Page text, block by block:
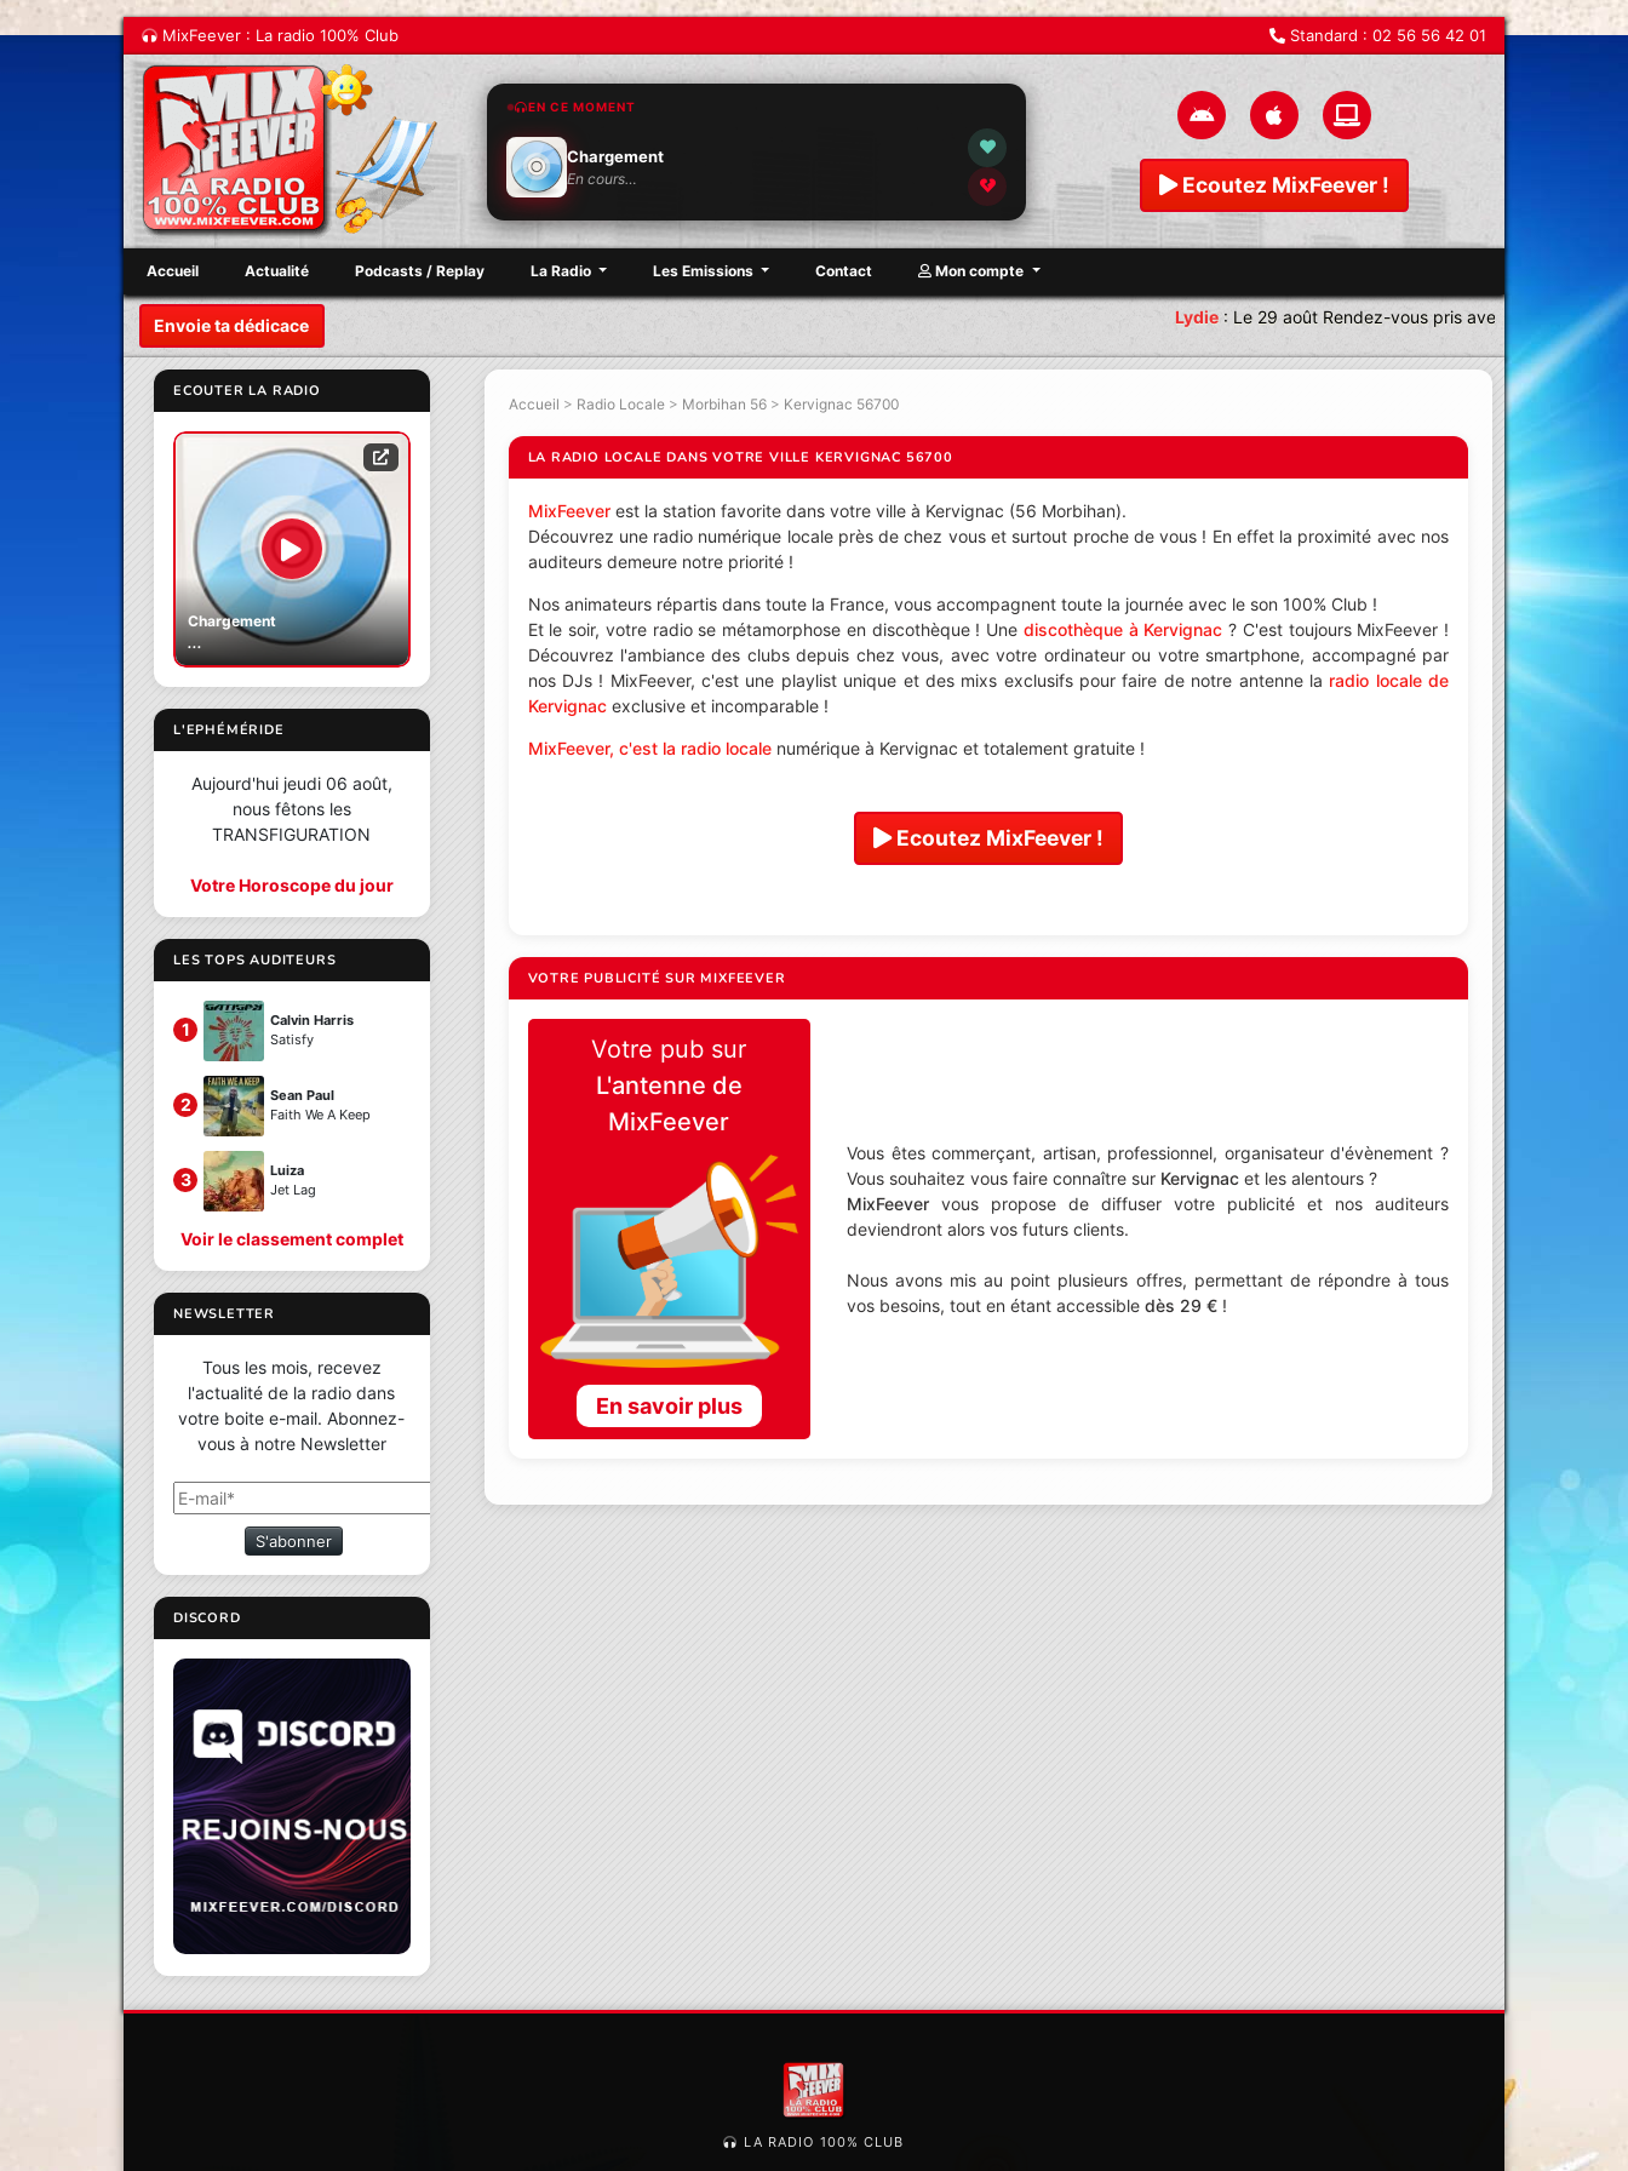
MixFeever : La radio 100% Club Standard : 02 56 56 42 01
EN CE MOMENT
Chargement
En cours… Ecoutez MixFeever !
Accueil Actualité Podcasts / Replay La Radio Les Emissions Contact Mon compte
Envoie ta dédicace Lydie:Le 29 août Rendez-vous pris avec une équipe
ECOUTER LA RADIO
Chargement
...
L'EPHÉMÉRIDE
Aujourd'hui jeudi 06 août,
nous fêtons les
TRANSFIGURATION
Votre Horoscope du jour
LES TOPS AUDITEURS
1
Calvin Harris
Satisfy
2
Sean Paul
Faith We A Keep
3
Luiza
Jet Lag
Voir le classement complet
NEWSLETTER
Tous les mois, recevez
l'actualité de la radio dans
votre boite e-mail. Abonnez-
vous à notre Newsletter
S'abonner
DISCORD
Accueil > Radio Locale> Morbihan 56> Kervignac 56700
LA RADIO LOCALE DANS VOTRE VILLE KERVIGNAC 56700
MixFeeverest la station favorite dans votre ville à Kervignac (56 Morbihan).
Découvrez une radio numérique locale près de chez vous et surtout proche de vous ! En effet la proximité avec nos
auditeurs demeure notre priorité !
Nos animateurs répartis dans toute la France, vous accompagnent toute la journée avec le son 100% Club !
Et le soir, votre radio se métamorphose en discothèque ! Une discothèque à Kervignac ? C'est toujours MixFeever !
Découvrez l'ambiance des clubs depuis chez vous, avec votre ordinateur ou votre smartphone, accompagné par
nos DJs ! MixFeever, c'est une playlist unique et des mixs exclusifs pour faire de notre antenne la radio locale de
Kervignacexclusive et incomparable !
MixFeever, c'est la radio localenumérique à Kervignac et totalement gratuite !
Ecoutez MixFeever !
VOTRE PUBLICITÉ SUR MIXFEEVER
Votre pub sur
L'antenne de
MixFeever
En savoir plus
Vous êtes commerçant, artisan, professionnel, organisateur d'évènement ?
Vous souhaitez vous faire connaître sur Kervignac et les alentours ?
MixFeever vous propose de diffuser votre publicité et nos auditeurs
deviendront alors vos futurs clients.
Nous avons mis au point plusieurs offres, permettant de répondre à tous
vos besoins, tout en étant accessibledès 29 € !
LA RADIO 100% CLUB